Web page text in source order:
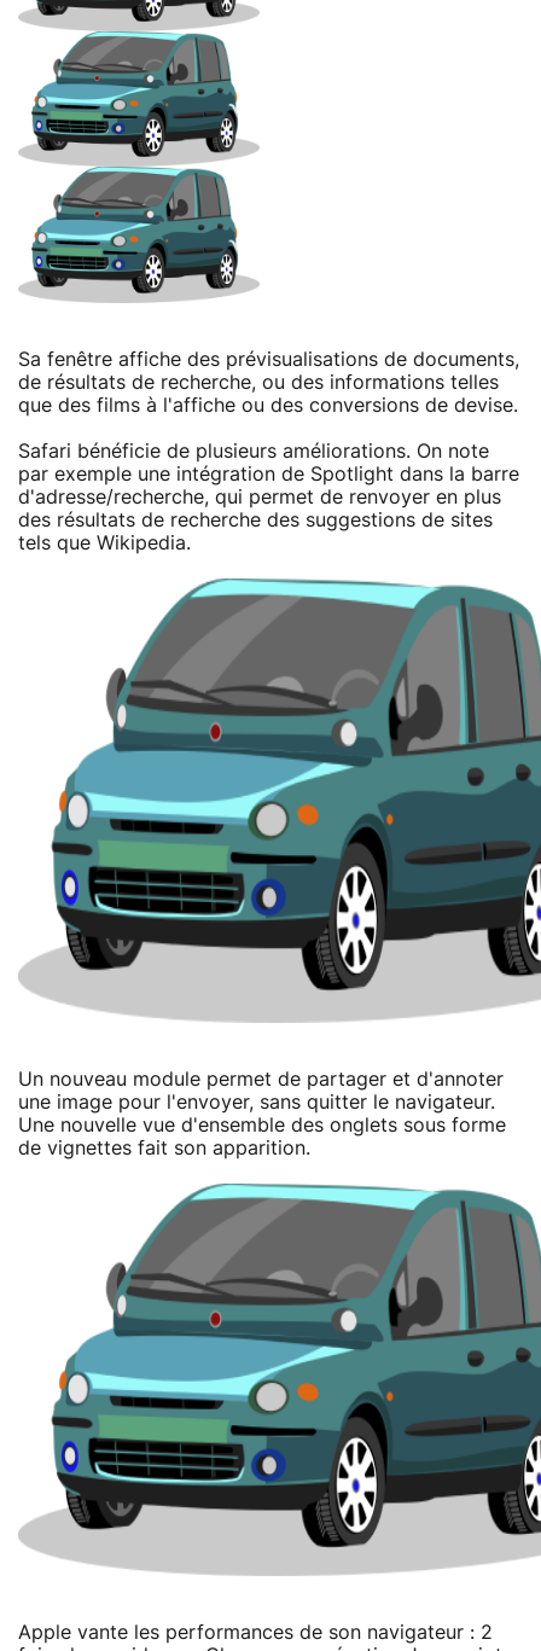
Sa fenêtre affiche des prévisualisations de documents,
de résultats de recherche, ou des informations telles
que des films à l'affiche ou des conversions de devise.
Safari bénéficie de plusieurs améliorations. On note
par exemple une intégration de Spotlight dans la barre
d'adresse/recherche, qui permet de renvoyer en plus
des résultats de recherche des suggestions de sites
tels que Wikipedia.
Un nouveau module permet de partager et d'annoter
une image pour l'envoyer, sans quitter le navigateur.
Une nouvelle vue d'ensemble des onglets sous forme
de vignettes fait son apparition.
Apple vante les performances de son navigateur : 2